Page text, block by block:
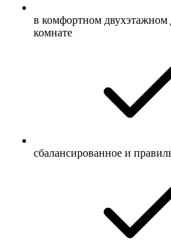
в комфортном двухэтажном
комнате
сбалансированное и